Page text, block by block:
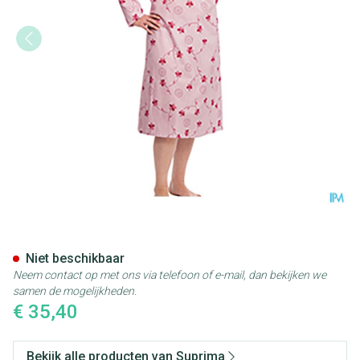
€ 35,40
Niet beschikbaar
Neem contact op met ons via telefoon of e-mail, dan bekijken we
samen de mogelijkheden.
Bekijk alle producten van Suprima